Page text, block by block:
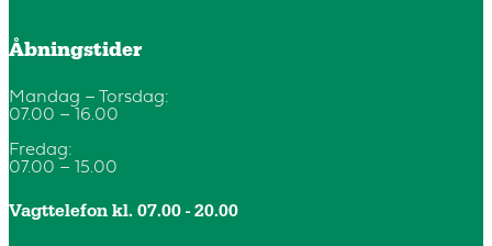
Åbningstider
Mandag – Torsdag:
07.00 – 16.00
Fredag:
07.00 – 15.00
Vagttelefon kl. 07.00 - 20.00